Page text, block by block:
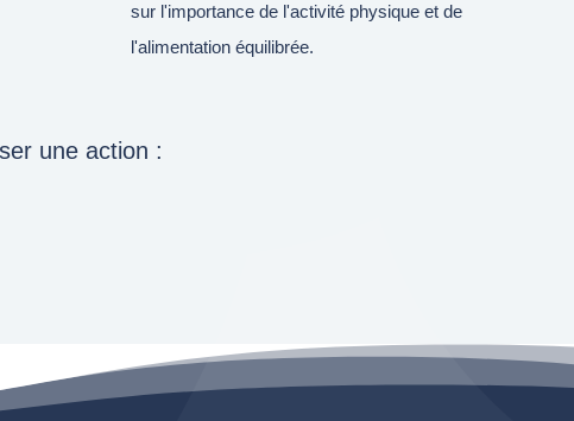
sur l'importance de l'activité physique et de
l'alimentation équilibrée.
une action :